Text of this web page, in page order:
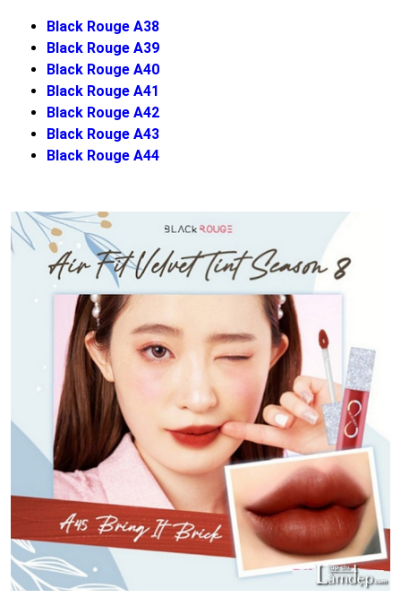
Black Rouge A38
Black Rouge A39
Black Rouge A40
Black Rouge A41
Black Rouge A42
Black Rouge A43
Black Rouge A44